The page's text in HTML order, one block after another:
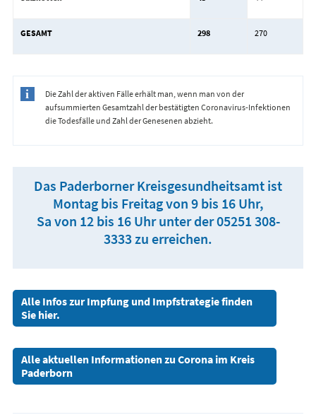
GESAMT 298 270
Die Zahl der aktiven Fälle erhält man, wenn man von der
aufsummierten Gesamtzahl der bestätigten Coronavirus-Infektionen
die Todesfälle und Zahl der Genesenen abzieht.
Das Paderborner Kreisgesundheitsamt ist
Montag bis Freitag von 9 bis 16 Uhr,
Sa von 12 bis 16 Uhr unter der 05251 308-
3333 zu erreichen.
Alle Infos zur Impfung und Impfstrategie finden
Sie hier.
Alle aktuellen Informationen zu Corona im Kreis
Paderborn